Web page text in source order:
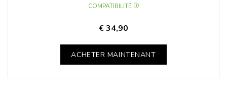
COMPATIBILITÉ
€ 34,90
ACHETER MAINTENANT